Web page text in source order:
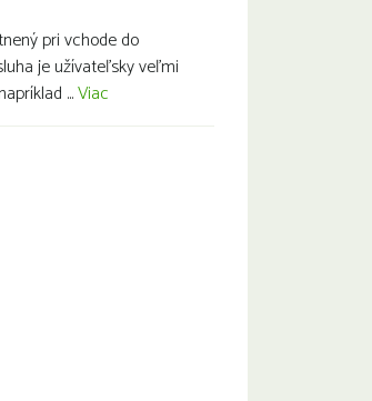
pri vchode do
je užívateľsky veľmi
...Viac